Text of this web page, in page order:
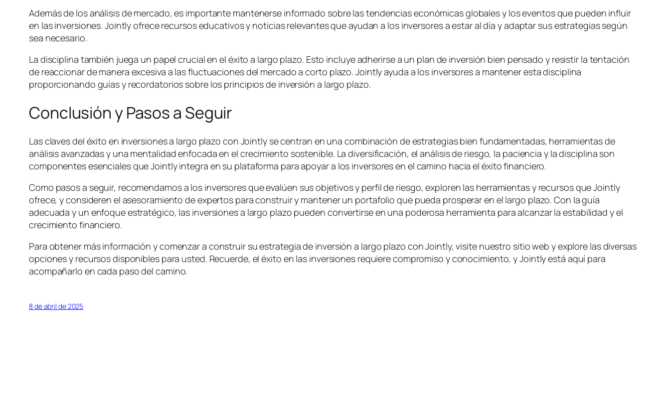
Además de los análisis de mercado, es importante mantenerse informado sobre las tendencias económicas globales y los eventos que pueden influir
en las inversiones. Jointly ofrece recursos educativos y noticias relevantes que ayudan a los inversores a estar al día y adaptar sus estrategias según
sea necesario.
La disciplina también juega un papel crucial en el éxito a largo plazo. Esto incluye adherirse a un plan de inversión bien pensado y resistir la tentación
de reaccionar de manera excesiva a las fluctuaciones del mercado a corto plazo. Jointly ayuda a los inversores a mantener esta disciplina
proporcionando guías y recordatorios sobre los principios de inversión a largo plazo.
Conclusión y Pasos a Seguir
Las claves del éxito en inversiones a largo plazo con Jointly se centran en una combinación de estrategias bien fundamentadas, herramientas de
análisis avanzadas y una mentalidad enfocada en el crecimiento sostenible. La diversificación, el análisis de riesgo, la paciencia y la disciplina son
componentes esenciales que Jointly integra en su plataforma para apoyar a los inversores en el camino hacia el éxito financiero.
Como pasos a seguir, recomendamos a los inversores que evalúen sus objetivos y perfil de riesgo, exploren las herramientas y recursos que Jointly
ofrece, y consideren el asesoramiento de expertos para construir y mantener un portafolio que pueda prosperar en el largo plazo. Con la guía
adecuada y un enfoque estratégico, las inversiones a largo plazo pueden convertirse en una poderosa herramienta para alcanzar la estabilidad y el
crecimiento financiero.
Para obtener más información y comenzar a construir su estrategia de inversión a largo plazo con Jointly, visite nuestro sitio web y explore las diversas
opciones y recursos disponibles para usted. Recuerde, el éxito en las inversiones requiere compromiso y conocimiento, y Jointly está aquí para
acompañarlo en cada paso del camino.
8 de abril de 2025